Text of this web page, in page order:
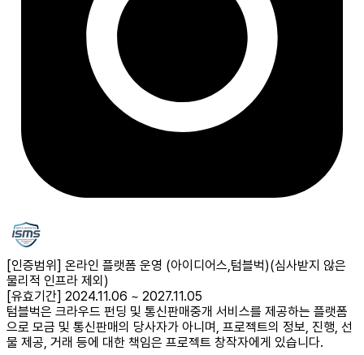
[인증범위] 온라인 플랫폼 운영 (아이디어스,텀블벅)(심사받지 않은
물리적 인프라 제외)
[유효기간] 2024.11.06 ~ 2027.11.05
텀블벅은 크라우드 펀딩 및 통신판매중개 서비스를 제공하는 플랫폼
으로 모금 및 통신판매의 당사자가 아니며, 프로젝트의 정보, 진행, 선
물 제공, 거래 등에 대한 책임은 프로젝트 창작자에게 있습니다.